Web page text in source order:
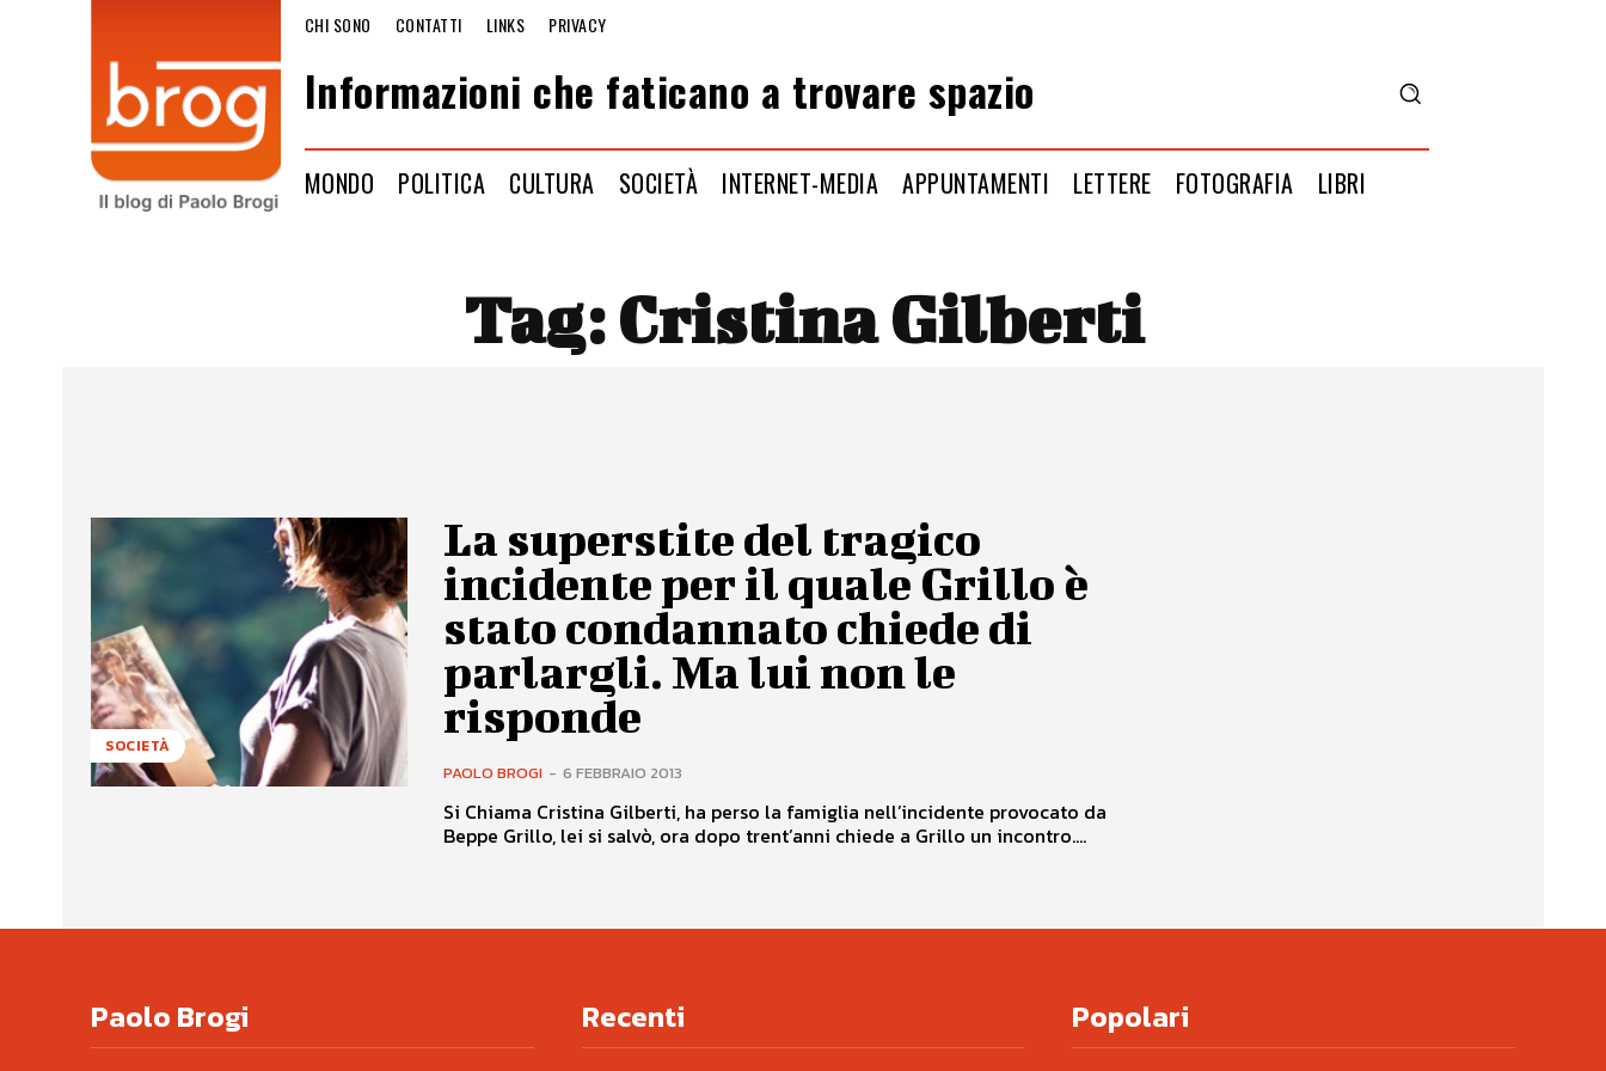
CHI SONO CONTATTI LINKS PRIVACY
Informazioni che faticano a trovare spazio
MONDO POLITICA CULTURA SOCIETÀ INTERNET-MEDIA APPUNTAMENTI LETTERE FOTOGRAFIA LIBRI
Tag:Cristina Gilberti
SOCIETÀ
La superstite del tragico
incidente per il quale Grillo è
stato condannato chiede di
parlargli. Ma lui non le
risponde
PAOLO BROGI - 6 FEBBRAIO 2013
Si Chiama Cristina Gilberti, ha perso la famiglia nell’incidente provocato da
Beppe Grillo, lei si salvò, ora dopo trent’anni chiede a Grillo un incontro....
Paolo Brogi Recenti Popolari